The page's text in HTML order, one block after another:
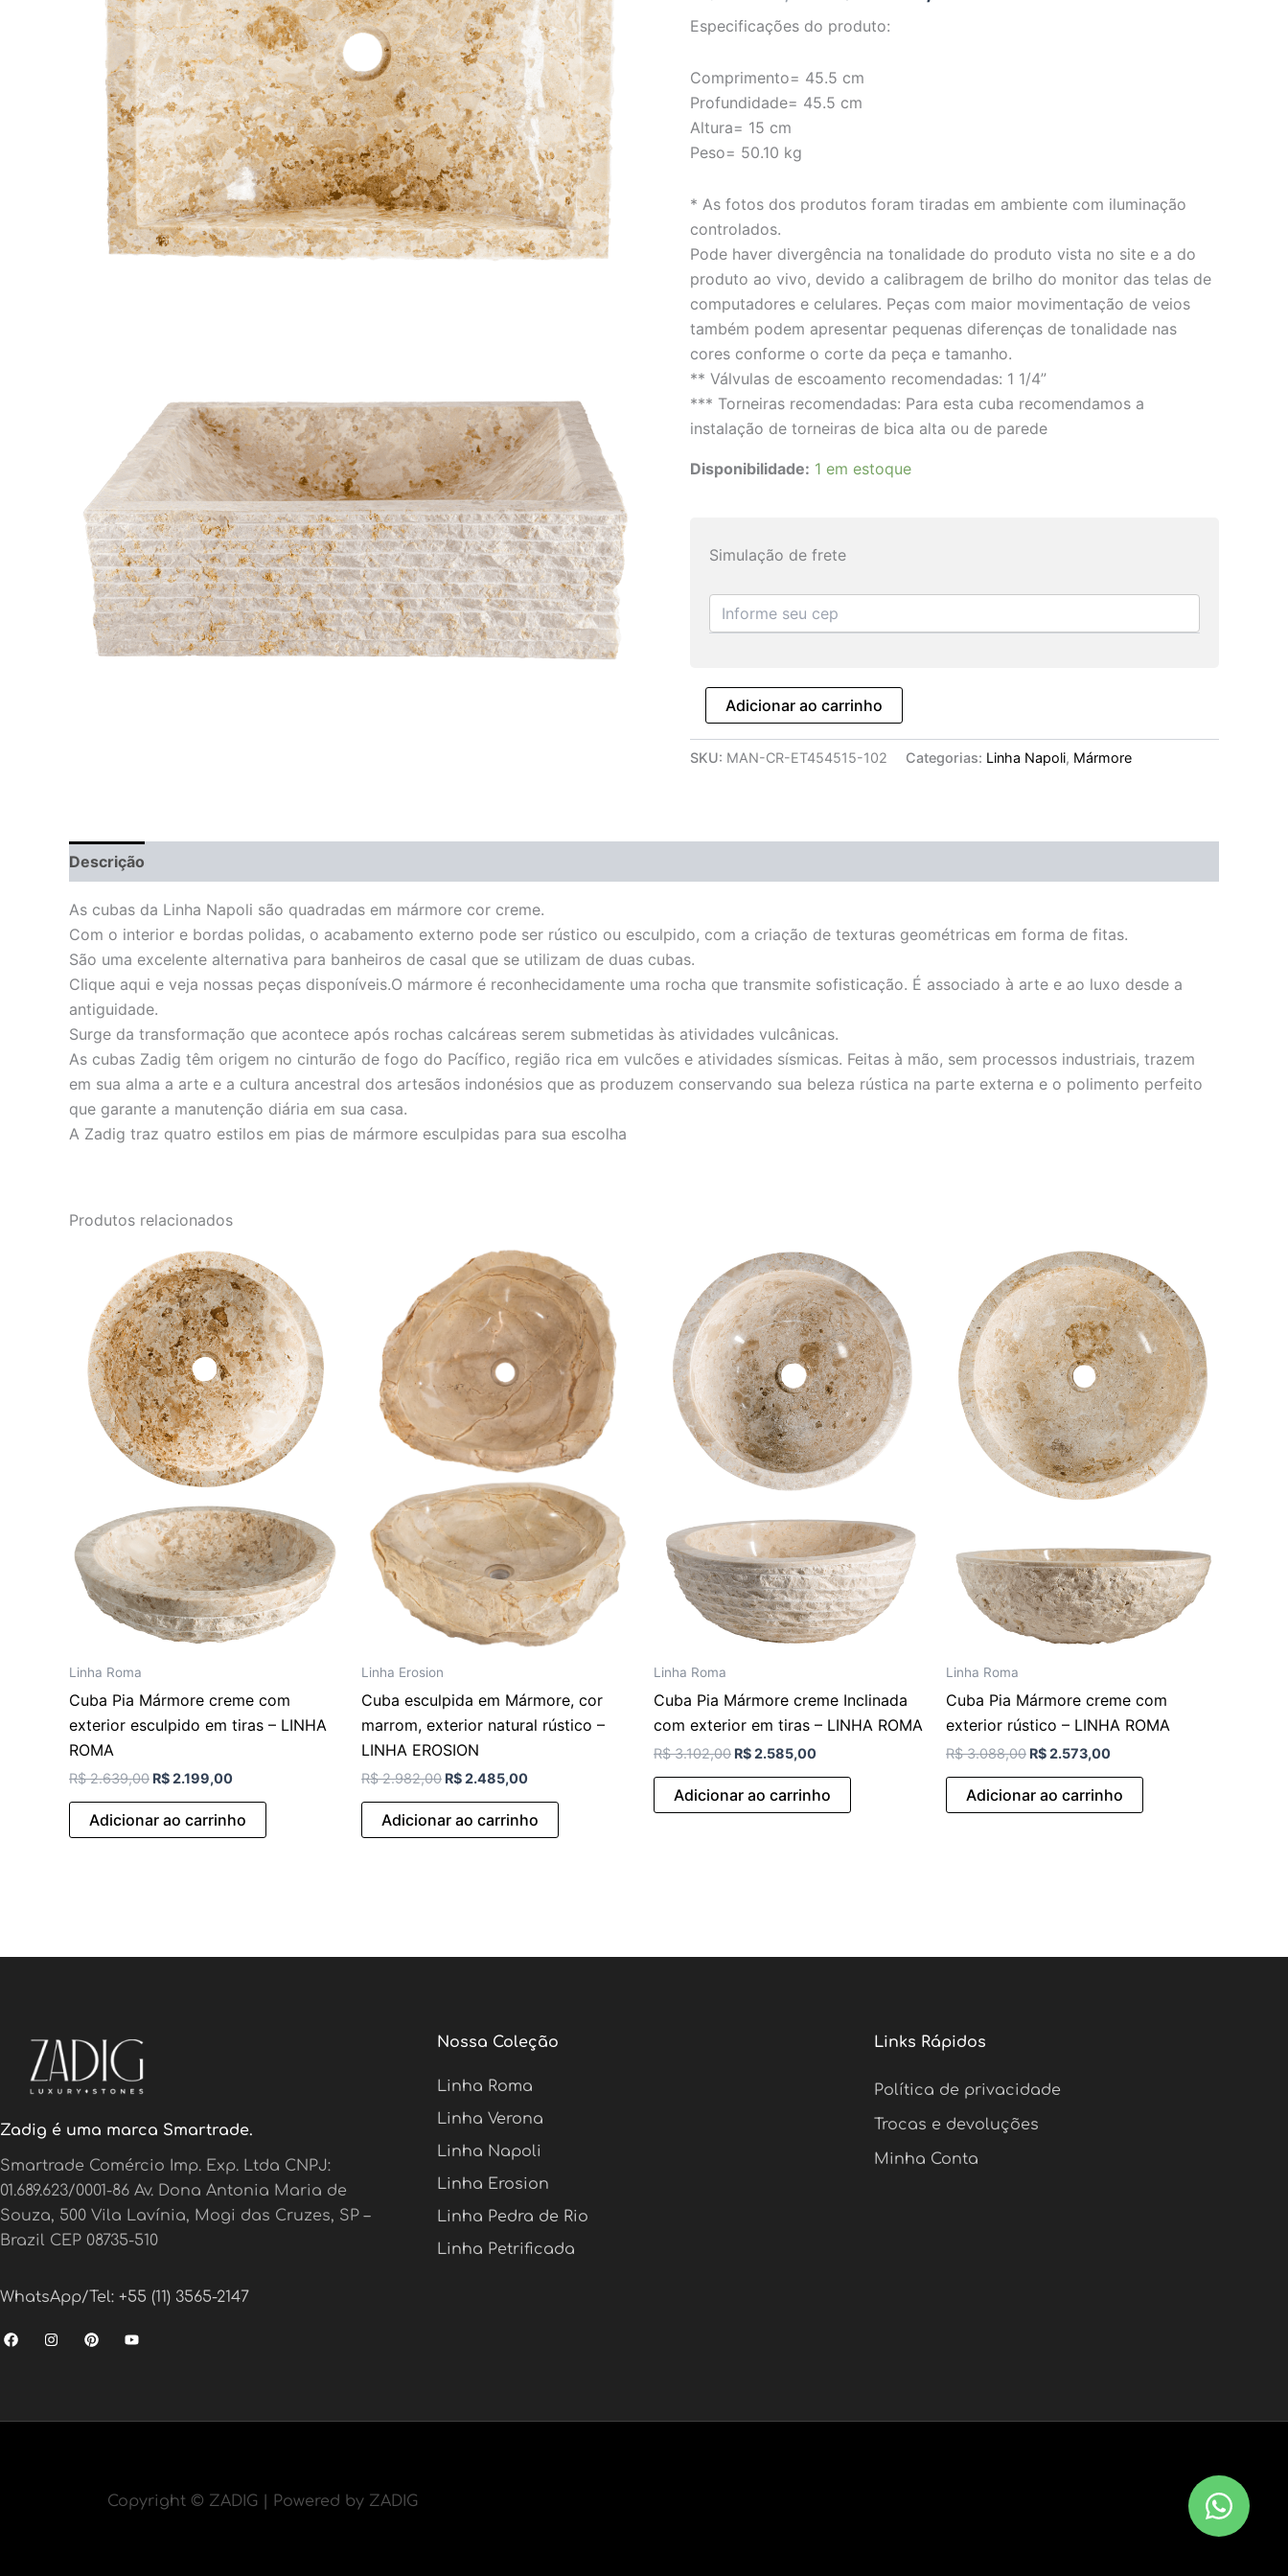
Especificações do produto:
Comprimento= 45.5 cm
Profundidade= 45.5 cm
Altura= 15 cm
Peso= 50.10 kg
* As fotos dos produtos foram tiradas em ambiente com iluminação
controlados.
Pode haver divergência na tonalidade do produto vista no site e a do
produto ao vivo, devido a calibragem de brilho do monitor das telas de
computadores e celulares. Peças com maior movimentação de veios
também podem apresentar pequenas diferenças de tonalidade nas
cores conforme o corte da peça e tamanho.
** Válvulas de escoamento recomendadas: 1 1/4”
*** Torneiras recomendadas: Para esta cuba recomendamos a
instalação de torneiras de bica alta ou de parede
Disponibilidade: 1 em estoque
Simulação de frete
exterior
-
LINHA
NAPOLI
Adicionar ao carrinho
SKU: MAN-CR-ET454515-102 Categorias: Linha Napoli, Mármore
Descrição
As cubas da Linha Napoli são quadradas em mármore cor creme.
Com o interior e bordas polidas, o acabamento externo pode ser rústico ou esculpido, com a criação de texturas geométricas em forma de fitas.
São uma excelente alternativa para banheiros de casal que se utilizam de duas cubas.
Clique aqui e veja nossas peças disponíveis.O mármore é reconhecidamente uma rocha que transmite sofisticação. É associado à arte e ao luxo desde a
antiguidade.
Surge da transformação que acontece após rochas calcáreas serem submetidas às atividades vulcânicas.
As cubas Zadig têm origem no cinturão de fogo do Pacífico, região rica em vulcões e atividades sísmicas. Feitas à mão, sem processos industriais, trazem
em sua alma a arte e a cultura ancestral dos artesãos indonésios que as produzem conservando sua beleza rústica na parte externa e o polimento perfeito
que garante a manutenção diária em sua casa.
A Zadig traz quatro estilos em pias de mármore esculpidas para sua escolha
Produtos relacionados
Linha Roma
Cuba Pia Mármore creme com
exterior esculpido em tiras – LINHA
ROMA
R$2.639,00
preço
original
era:
R$ 2.639,00.
R$2.199,00
preço
atual
é:
R$ 2.199,00.
Adicionar ao carrinho
Linha Erosion
Cuba esculpida em Mármore, cor
marrom, exterior natural rústico –
LINHA EROSION
R$2.982,00
preço
original
era:
R$ 2.982,00.
R$2.485,00
O
preço
atual
é:
R$ 2.485,00.
Adicionar ao carrinho
Linha Roma
Cuba Pia Mármore creme Inclinada
com exterior em tiras – LINHA ROMA
R$3.102,00
preço
original
era:
R$ 3.102,00.
R$2.585,00
preço
atual
é:
R$ 2.585,00.
Adicionar ao carrinho
Linha Roma
Cuba Pia Mármore creme com
exterior rústico – LINHA ROMA
R$3.088,00
preço
original
era:
R$ 3.088,00.
R$2.573,00
preço
atual
é:
R$ 2.573,00.
Adicionar ao carrinho
Zadig é uma marca Smartrade.
Smartrade Comércio Imp. Exp. Ltda CNPJ:
01.689.623/0001-86 Av. Dona Antonia Maria de
Souza, 500 Vila Lavínia, Mogi das Cruzes, SP –
Brazil CEP 08735-510
WhatsApp/Tel: +55 (11) 3565-2147
F
a
o
I
n
r
P
i
e
Y
o
e
Nossa Coleção
Linha Roma
Linha Verona
Linha Napoli
Linha Erosion
Linha Pedra de Rio
Linha Petrificada
Links Rápidos
Política de privacidade
Trocas e devoluções
Minha Conta
Copyright © ZADIG | Powered by ZADIG